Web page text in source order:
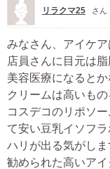
リラクマ25 さん
みなさん、アイケ
店員さんに目元は
美容医療になると
クリームは高いも
コスデコのリポソ
て安い豆乳イソフ
ハリが出る気がしま
勧められた高いア